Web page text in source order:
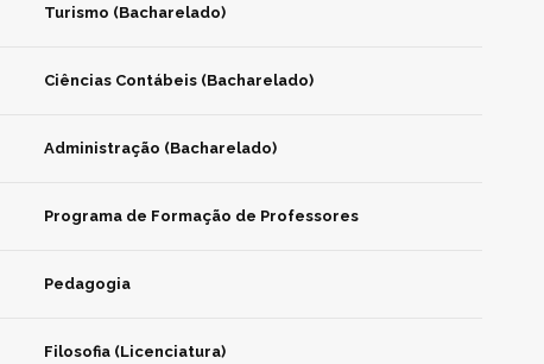
Turismo (Bacharelado)
Ciências Contábeis (Bacharelado)
Administração (Bacharelado)
Programa de Formação de Professores
Pedagogia
Filosofia (Licenciatura)